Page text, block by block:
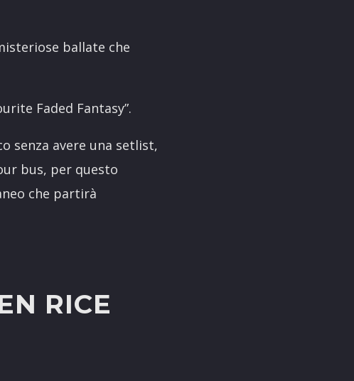
ballate che
Faded Fantasy”.
senza avere una setlist,
bus, per questo
che partirà
RICE